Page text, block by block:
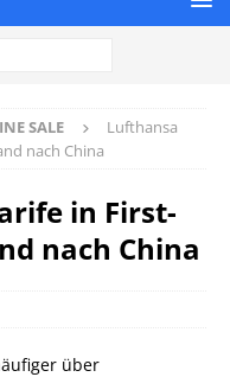
SALE
Lufthansa
nach China
in First-
nach China
über